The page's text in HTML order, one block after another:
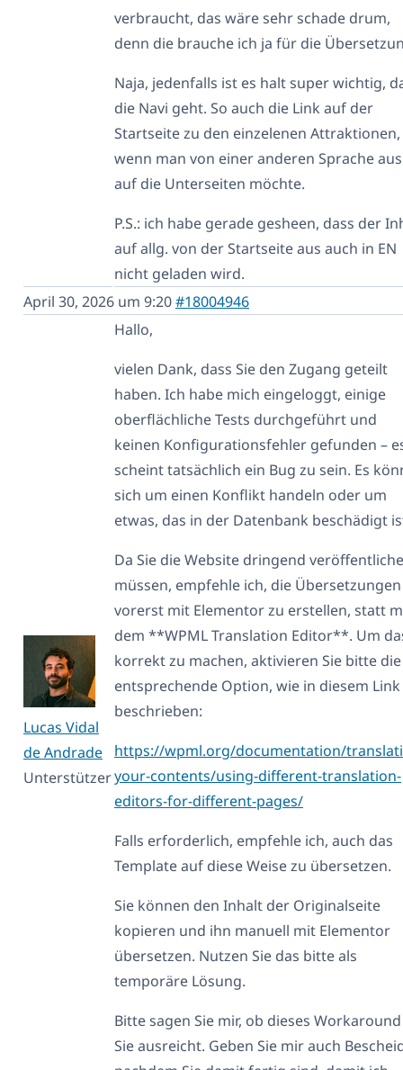
verbraucht, das wäre sehr schade drum,
denn die brauche ich ja für die
Naja, jedenfalls ist es halt super wichtig,
die Navi geht. So auch die Link auf der
Startseite zu den einzelenen Attraktionen,
wenn man von einer anderen Sprache aus
auf die Unterseiten möchte.
P.S.: ich habe gerade gesheen, dass der
auf allg. von der Startseite aus auch in EN
nicht geladen wird.
April 30, 2026 um 9:20#18004946
Lucas Vidal
de Andrade
Unterstützer
Hallo,
vielen Dank, dass Sie den Zugang geteilt
haben. Ich habe mich eingeloggt, einige
oberflächliche Tests durchgeführt und
keinen Konfigurationsfehler gefunden –
scheint tatsächlich ein Bug zu sein. Es
sich um einen Konflikt handeln oder um
etwas, das in der Datenbank beschädigt
Da Sie die Website dringend
müssen, empfehle ich, die Übersetzungen
vorerst mit Elementor zu erstellen, statt
dem **WPML Translation Editor**. Um
korrekt zu machen, aktivieren Sie bitte die
entsprechende Option, wie in diesem Link
beschrieben:
https://wpml.org/documentation/
your-contents/using-different-translation-
editors-for-different-pages/
Falls erforderlich, empfehle ich, auch das
Template auf diese Weise zu übersetzen.
Sie können den Inhalt der Originalseite
kopieren und ihn manuell mit Elementor
übersetzen. Nutzen Sie das bitte als
temporäre Lösung.
Bitte sagen Sie mir, ob dieses
Sie ausreicht. Geben Sie mir auch